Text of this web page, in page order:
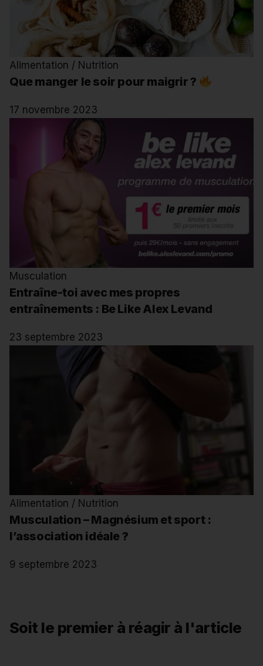
Alimentation / Nutrition
Que manger le soir pour maigrir ?
17 novembre 2023
Musculation
Entraîne-toi avec mes propres
entraînements : Be Like Alex Levand
23 septembre 2023
Alimentation / Nutrition
Musculation – Magnésium et sport :
l’association idéale ?
9 septembre 2023
Soit le premier à réagir à l'article